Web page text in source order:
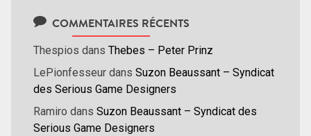
COMMENTAIRES RÉCENTS
Thespios dans Thebes – Peter Prinz
LePionfesseur dans Suzon Beaussant – Syndicat
des Serious Game Designers
Ramiro dans Suzon Beaussant – Syndicat des
Serious Game Designers